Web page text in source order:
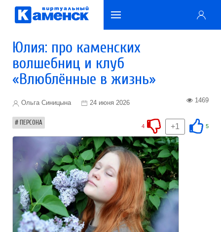
Юлия: про каменских
волшебниц и клуб
«Влюблённые в жизнь»
Ольга Синицына 24 июня 2026 1469
ПЕРСОНА 5
+1
4